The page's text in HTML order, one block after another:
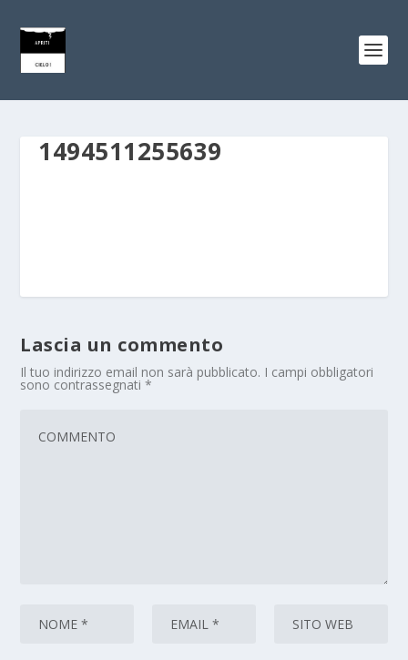
1494511255639
Lascia un commento
Il tuo indirizzo email non sarà pubblicato. I campi obbligatori
sono contrassegnati*